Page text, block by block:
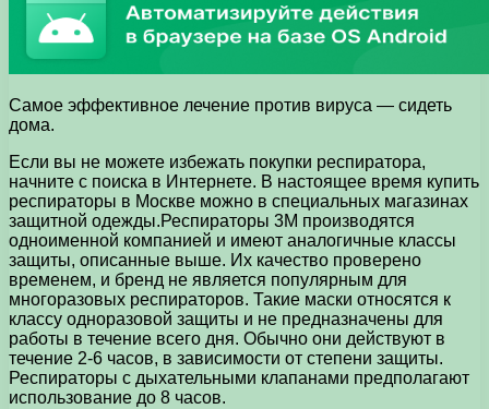
Самое эффективное лечение против вируса — сидеть
дома.
Если вы не можете избежать покупки респиратора,
начните с поиска в Интернете. В настоящее время купить
респираторы в Москве можно в специальных магазинах
защитной одежды.Респираторы 3М производятся
одноименной компанией и имеют аналогичные классы
защиты, описанные выше. Их качество проверено
временем, и бренд не является популярным для
многоразовых респираторов. Такие маски относятся к
классу одноразовой защиты и не предназначены для
работы в течение всего дня. Обычно они действуют в
течение 2-6 часов, в зависимости от степени защиты.
Респираторы с дыхательными клапанами предполагают
использование до 8 часов.